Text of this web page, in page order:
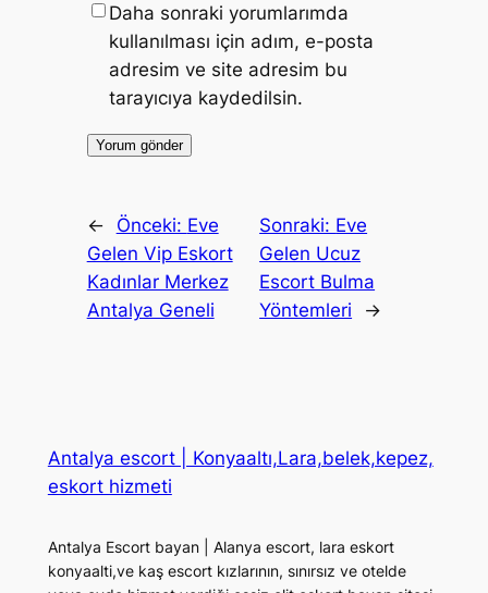
Daha sonraki yorumlarımda
kullanılması için adım, e-posta
adresim ve site adresim bu
tarayıcıya kaydedilsin.
← Önceki: Eve
Gelen Vip Eskort
Kadınlar Merkez
Antalya Geneli
Sonraki: Eve
Gelen Ucuz
Escort Bulma
Yöntemleri
→
Antalya escort | Konyaaltı,Lara,belek,kepez,
eskort hizmeti
Antalya Escort bayan | Alanya escort, lara eskort
konyaalti,ve kaş escort kızlarının, sınırsız ve otelde